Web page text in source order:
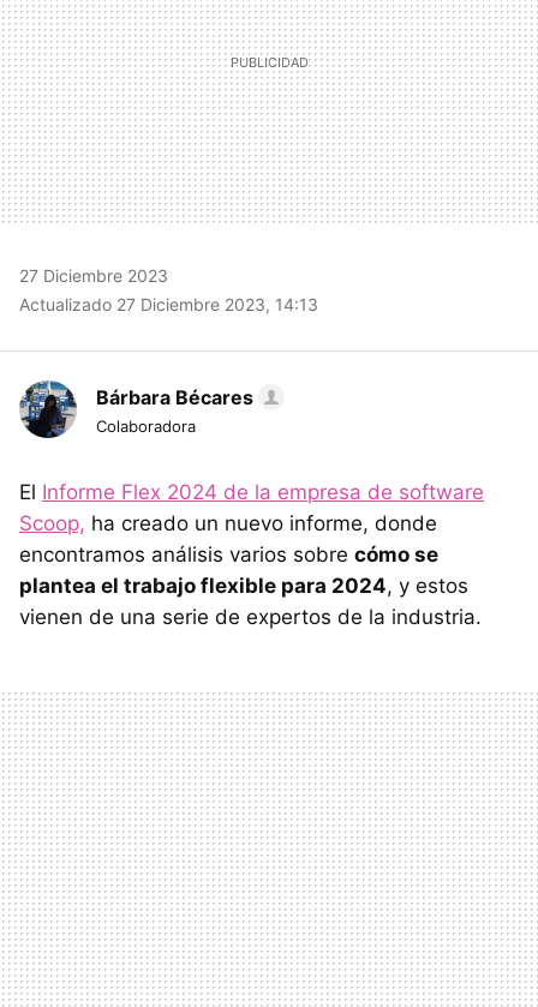
27 Diciembre 2023
Actualizado 27 Diciembre 2023, 14:13
Bárbara Bécares
Colaboradora
El Informe Flex 2024 de la empresa de software
Scoop, ha creado un nuevo informe, donde
encontramos análisis varios sobre cómo se
plantea el trabajo flexible para 2024, y estos
vienen de una serie de expertos de la industria.